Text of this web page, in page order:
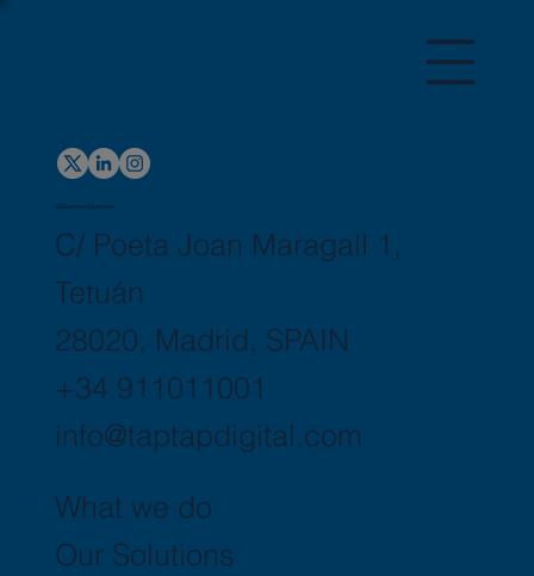
Global Headquarters
C/ Poeta Joan Maragall 1,
Tetuán
28020, Madrid, SPAIN
+34 911011001
info@taptapdigital.com
What we do
Our Solutions